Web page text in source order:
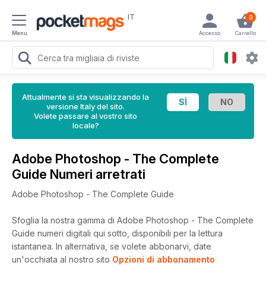
Menu
IT 0
Carrello
Accesso
Attualmente si sta visualizzando la
versione Italy del sito.
Volete passare al vostro sito
locale?
Adobe Photoshop - The Complete
Guide Numeri arretrati
Adobe Photoshop - The Complete Guide
Sfoglia la nostra gamma di Adobe Photoshop - The Complete
Guide numeri digitali qui sotto, disponibili per la lettura
istantanea. In alternativa, se volete abbonarvi, date
un'occhiata al nostro sito Opzioni di abbonamento